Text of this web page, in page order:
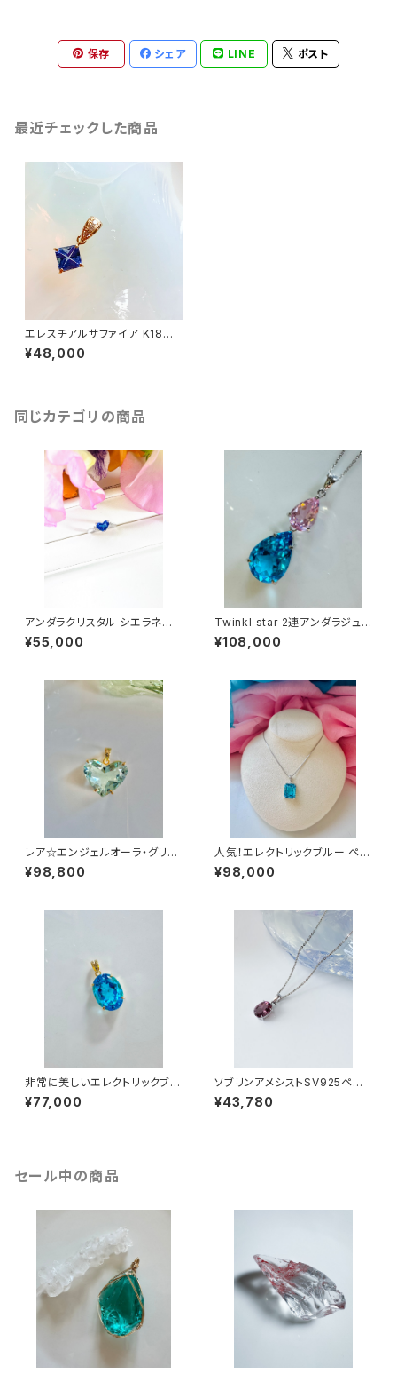
保存 シェア LINE ポスト
最近チェックした商品
エレスチアルサファイア K18ダ
イヤペンダント
¥48,000
同じカテゴリの商品
アンダラクリスタル シエラネバ
ダ産/エレスチャルサファイア×ダ
イヤ ハートリング-4
¥55,000
Twinkl star 2連アンダラジュ
エリーSV925ロジウムペンダン
トEBPK-svp1
¥108,000
レア☆エンジェルオーラ・グリー
ン・ゴールドSV925KGPペンダ
ントAGGL-svp2(アンダラクリ
¥98,800
人気！エレクトリックブルー ペン
ダントebsv-p3
¥98,000
非常に美しいエレクトリックブル
ーシルバーKGPペンダントebs
v-pt5
¥77,000
ソブリンアメシストSV925ペン
ダント SV925SVAM-SV1(アン
ダラクリスタル)
¥43,780
セール中の商品